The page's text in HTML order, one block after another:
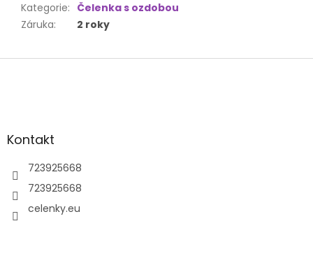
Kategorie: Čelenka s ozdobou
Záruka: 2 roky
Z
Kontakt
723925668
723925668
celenky.eu